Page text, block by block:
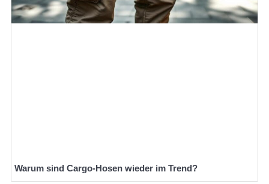
Warum sind Cargo-Hosen wieder im Trend?